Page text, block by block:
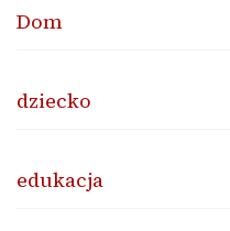
Dom
dziecko
edukacja